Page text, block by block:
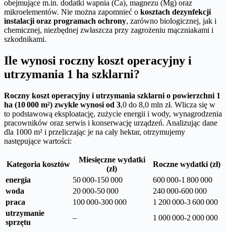
obejmujące m.in. dodatki wapnia (Ca), magnezu (Mg) oraz
mikroelementów. Nie można zapomnieć o kosztach dezynfekcji
instalacji oraz programach ochrony, zarówno biologicznej, jak i
chemicznej, niezbędnej zwłaszcza przy zagrożeniu mączniakami i
szkodnikami.
Ile wynosi roczny koszt operacyjny i
utrzymania 1 ha szklarni?
Roczny koszt operacyjny i utrzymania szklarni o powierzchni 1
ha (10 000 m²) zwykle wynosi od 3,0 do 8,0 mln zł. Wlicza się w
to podstawową eksploatację, zużycie energii i wody, wynagrodzenia
pracowników oraz serwis i konserwację urządzeń. Analizując dane
dla 1000 m² i przeliczając je na cały hektar, otrzymujemy
następujące wartości:
Kategoria kosztów
Miesięczne wydatki
(zł)
Roczne wydatki (zł)
energia
50 000-150 000
600 000-1 800 000
woda
20 000-50 000
240 000-600 000
praca
100 000-300 000
1 200 000-3 600 000
utrzymanie
sprzętu
– 1 000 000-2 000 000